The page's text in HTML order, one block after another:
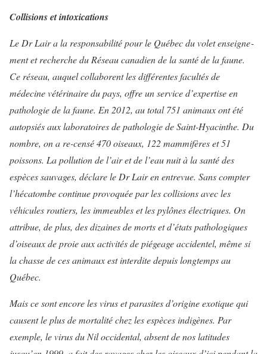
Collisions et intoxications
Le Dr Lair a la responsabilité pour le Québec du volet enseigne­
ment et recherche du Réseau ca­nadien de la santé de la faune.
Ce réseau, auquel collaborent les différentes facultés de
médecine vété­rinaire du pays, offre un service d’expertise en
pathologie de la faune. En 2012, au total 751 ani­maux ont été
autopsiés aux labo­ratoires de pathologie de Saint-Hyacinthe. Du
nombre, on a re-censé 470 oiseaux, 122 mammi­fères et 51
poissons. La pollution de l’air et de l’eau nuit à la santé des
espèces sau­vages, déclare le Dr Lair en entre­vue. Sans compter
l’hécatombe continue provoquée par les colli­sions avec les
véhicules routiers, les immeubles et les pylônes élec­triques. On
attribue, de plus, des dizaines de morts et d’états patho­logiques
d’oiseaux de proie aux activités de piégeage accidentel, même si
la chasse de ces animaux est interdite depuis longtemps au
Québec.
Mais ce sont encore les virus et parasites d’origine exotique qui
causent le plus de mortalité chez les espèces indigènes. Par
exemple, le virus du Nil occidental, absent de nos latitudes